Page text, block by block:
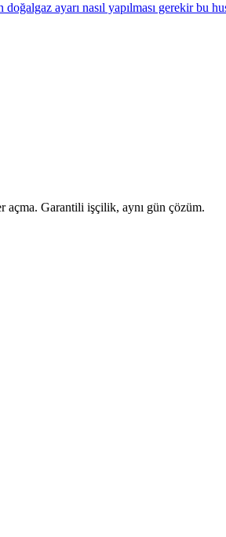
ayarı nasıl yapılması gerekir bu
açma. Garantili işçilik, aynı gün çözüm.